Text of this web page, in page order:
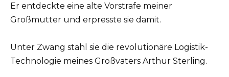
Er entdeckte eine alte Vorstrafe meiner
Großmutter und erpresste sie damit.
Unter Zwang stahl sie die revolutionäre Logistik-
Technologie meines Großvaters Arthur Sterling.